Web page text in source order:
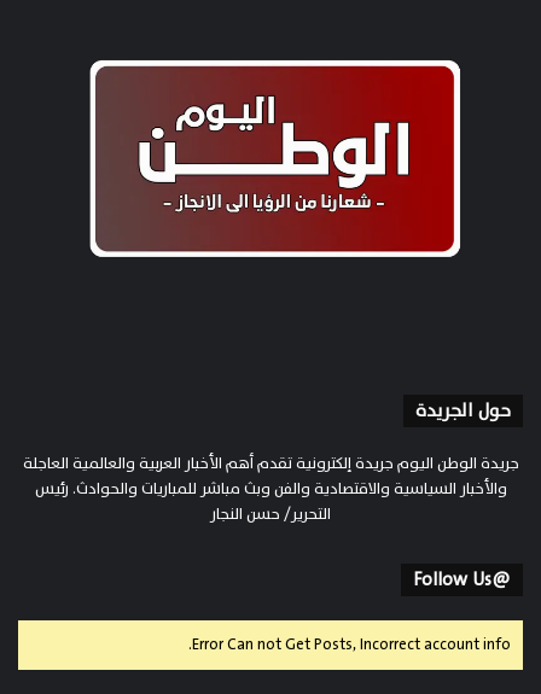
حول الجريدة
جريدة الوطن اليوم جريدة إلكترونية تقدم أهم الأخبار العربية والعالمية العاجلة
والأخبار السياسية والاقتصادية والفن وبث مباشر للمباريات والحوادث. رئيس
التحرير/ حسن النجار
@Follow Us
Error Can not Get Posts, Incorrect account info.